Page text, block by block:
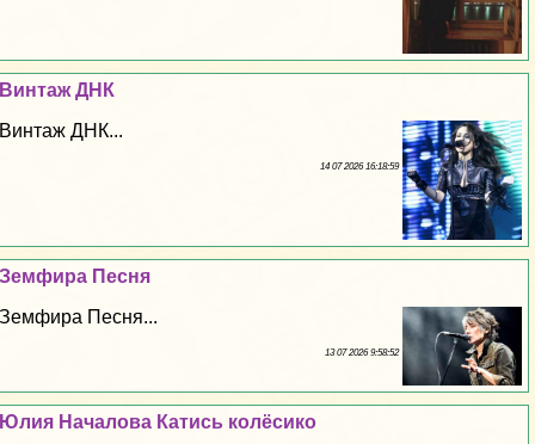
Винтаж ДНК
Винтаж ДНК...
14 07 2026 16:18:59
Земфира Песня
Земфира Песня...
13 07 2026 9:58:52
Юлия Началова Катись колёсико